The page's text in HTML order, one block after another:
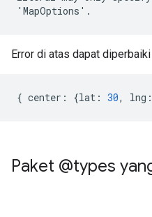
Error di atas dapat
{ center : {lat : 30, lng :
Paket @types